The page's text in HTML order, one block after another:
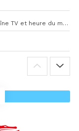
OM-Athletic Bilbao : compos probables, chaîne TV et heure du match